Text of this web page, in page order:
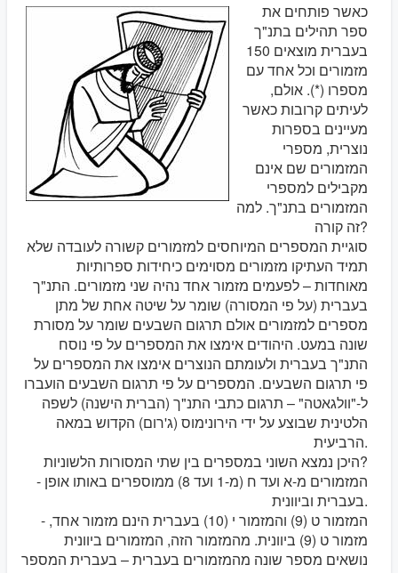
כאשר פותחים את
ספר תהילים בתנ"ך
בעברית מוצאים 150
מזמורים וכל אחד עם
מספרו (*). אולם,
לעיתים קרובות כאשר
מעיינים בספרות
נוצרית, מספרי
המזמורים שם אינם
מקבילים למספרי
המזמורים בתנ"ך. למה
זה קורה?
סוגיית המספרים המיוחסים למזמורים קשורה לעובדה שלא
תמיד העתיקו מזמורים מסוימים כיחידות ספרותיות
מאוחדות – לפעמים מזמור אחד נהיה שני מזמורים. התנ"ך
בעברית (על פי המסורה) שומר על שיטה אחת של מתן
מספרים למזמורים אולם תרגום השבעים שומר על מסורת
שונה במעט. היהודים אימצו את המספרים על פי נוסח
התנ"ך בעברית ולעומתם הנוצרים אימצו את המספרים על
פי תרגום השבעים. המספרים על פי תרגום השבעים הועברו
ל-"וולגאטה" – תרגום כתבי התנ"ך (הברית הישנה) לשפה
הלטינית שבוצע על ידי הירונימוס (ג'רום) הקדוש במאה
הרביעית.
היכן נמצא השוני במספרים בין שתי המסורות הלשוניות?
- המזמורים מ-א ועד ח (מ-1 ועד 8) ממוספרים באותו אופן
בעברית וביוונית.
- המזמור ט (9) והמזמור י (10) בעברית הינם מזמור אחד,
מזמור ט (9) ביוונית. מהמזמור הזה, המזמורים ביוונית
נושאים מספר שונה מהמזמורים בעברית – בעברית המספר